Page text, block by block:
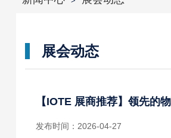
展会动态
【IOTE 展商推荐】领先
发布时间：2026-04-27